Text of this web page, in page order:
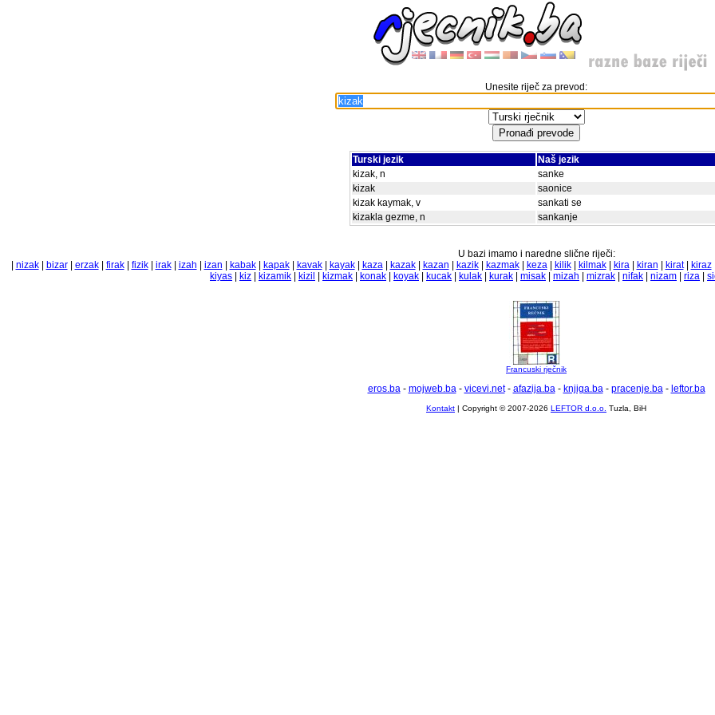
Unesite riječ za prevod:
Turski jezik
Naš jezik
kizak, n
sanke
kizak
saonice
kizak kaymak, v
sankati se
kizakla gezme, n
sankanje
U bazi imamo i naredne slične riječi:
nizak| bizar| erzak| firak| fizik| irak| izah izan kabak| kapak| kavak| kayak| kaza| kazak| kazan kazik| kazmak| keza| kilik| kilmak| kira| kiran kirat| kiraz|
kiyas
kiz kizamik kizil kizmak konak koyak kucak kulak kurak misak mizah mizrak nifak nizam riza
Francuski rječnik
eros.ba- mojweb.ba- vicevi.net- afazija.ba- knjiga.ba- pracenje.ba- leftor.ba
Kontakt | Copyright © 2007-2026 LEFTOR d.o.o. Tuzla, BiH